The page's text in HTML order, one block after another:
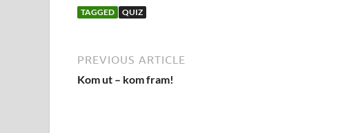
TAGGED QUIZ
PREVIOUS ARTICLE
Kom ut – kom fram!